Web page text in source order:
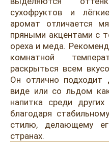
сухофруктов и
аромат отличается
пряными акцентами с
ореха и меда.
комнатной
раскрыться всем
Он отлично подходит
виде или со льдом
напитка среди
благодаря
стилю, делающему
странах.